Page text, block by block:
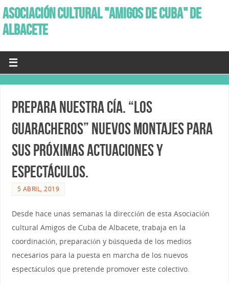
ASOCIACIÓN CULTURAL "AMIGOS DE CUBA" DE
ALBACETE
Prepara nuestra Cía. “Los
Guaracheros” nuevos montajes para
sus próximas actuaciones y
espectáculos.
5 ABRIL, 2019
Desde hace unas semanas la dirección de esta Asociación
cultural Amigos de Cuba de Albacete, trabaja en la
coordinación, preparación y búsqueda de los medios
necesarios para la puesta en marcha de los nuevos
espectáculos que pretende promover este colectivo.